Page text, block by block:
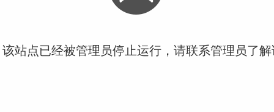
站点已经被管理员停止运行，请联系管理员了